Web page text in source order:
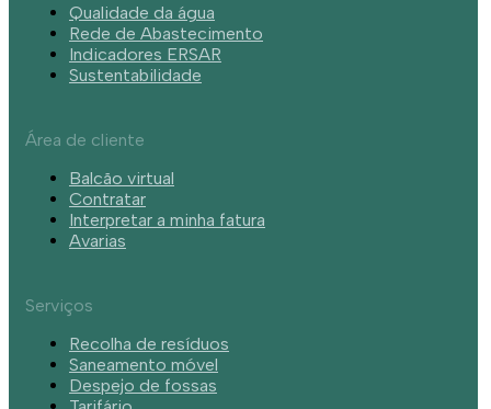
Qualidade da água
Rede de Abastecimento
Indicadores ERSAR
Sustentabilidade
Área de cliente
Balcão virtual
Contratar
Interpretar a minha fatura
Avarias
Serviços
Recolha de resíduos
Saneamento móvel
Despejo de fossas